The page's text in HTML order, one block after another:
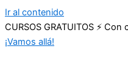
Ir al contenido
CURSOS GRATUITOS ⚡ Con
¡Vamos allá!